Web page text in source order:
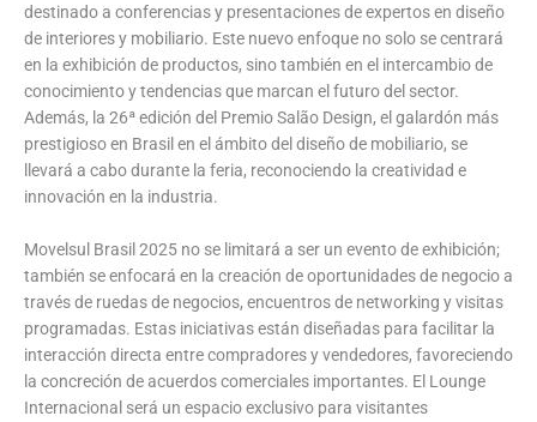
destinado a conferencias y presentaciones de expertos en diseño
de interiores y mobiliario. Este nuevo enfoque no solo se centrará
en la exhibición de productos, sino también en el intercambio de
conocimiento y tendencias que marcan el futuro del sector.
Además, la 26ª edición del Premio Salão Design, el galardón más
prestigioso en Brasil en el ámbito del diseño de mobiliario, se
llevará a cabo durante la feria, reconociendo la creatividad e
innovación en la industria.
Movelsul Brasil 2025 no se limitará a ser un evento de exhibición;
también se enfocará en la creación de oportunidades de negocio a
través de ruedas de negocios, encuentros de networking y visitas
programadas. Estas iniciativas están diseñadas para facilitar la
interacción directa entre compradores y vendedores, favoreciendo
la concreción de acuerdos comerciales importantes. El Lounge
Internacional será un espacio exclusivo para visitantes